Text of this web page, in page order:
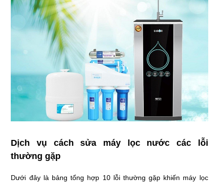
Dịch vụ cách sửa máy lọc nước các lỗi
thường gặp
Dưới đây là bảng tổng hợp 10 lỗi thường gặp khiến máy lọc